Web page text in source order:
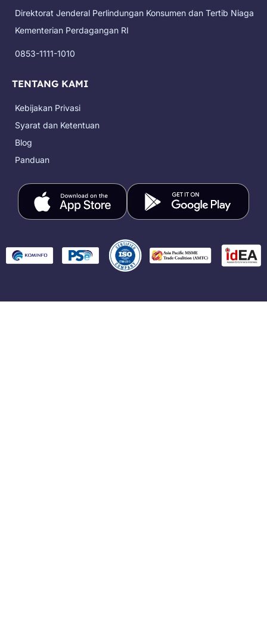
o
k
r
a
e
t
Direktorat Jenderal Perlindungan Konsumen dan Tertib Niaga
Kementerian Perdagangan RI
0853-1111-1010
TENTANG KAMI
Kebijakan Privasi
Syarat dan Ketentuan
Blog
Panduan